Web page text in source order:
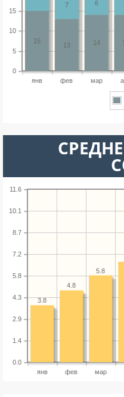
янв фев мар
0
5
10
15
14
13
15
6
7
янв фев мар
0.0
1.4
2.9
4.3
5.8
7.2
8.7
10.1
11.6
5.8
4.8
3.8